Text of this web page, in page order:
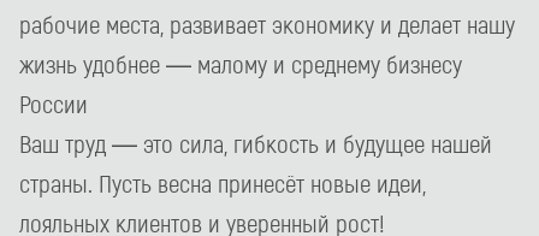
рабочие места, развивает экономику и делает нашу
жизнь удобнее — малому и среднему бизнесу
России
Ваш труд — это сила, гибкость и будущее нашей
страны. Пусть весна принесёт новые идеи,
лояльных клиентов и уверенный рост!